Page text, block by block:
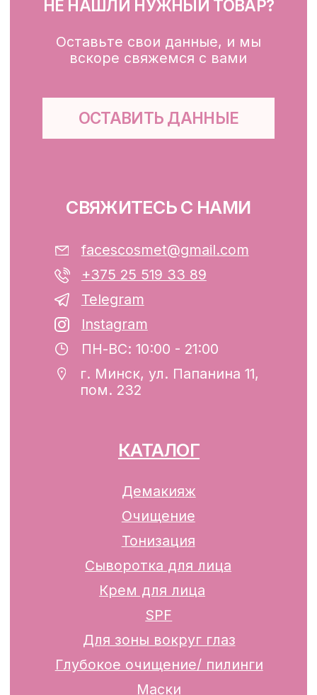
Для зоны вокруг глаз
Маски
Для тела, губ, рук
Каталог
ООО «ФЭЙСИС» УНП: 193782283
Юридический адрес: Республика
Беларусь, г. Минск, ул. Папанина 11,
пом. 232.
регистрации №193782283, выдано
Минским горисполкомом 12.08.2024 г.
Интернет-магазин включен в Торговый
реестр Республики Беларусь
13.01.2025 за №739352
р/с BY74ALFA30122F42070010270000
в ЗАО «АЛЬФА-БАНК»
Файлы cookie
КЛИЕНТАМ
Разработка сайта